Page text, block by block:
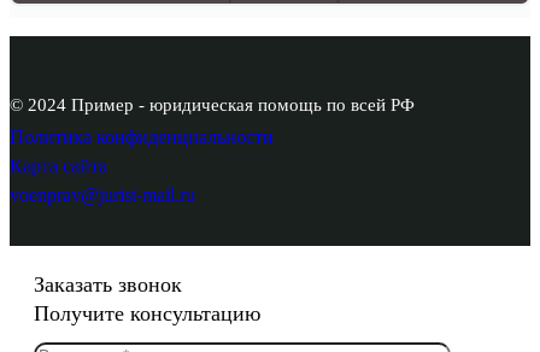
© 2024 Пример - юридическая помощь по всей РФ
Политика конфиденциальности
Карта сайта
voenprav@jurist-mail.ru
Заказать звонок
Получите консультацию